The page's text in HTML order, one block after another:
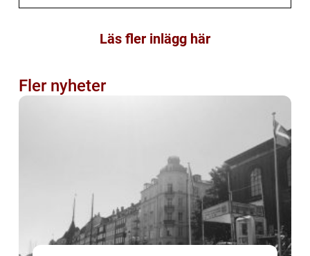
Läs fler inlägg här
Fler nyheter